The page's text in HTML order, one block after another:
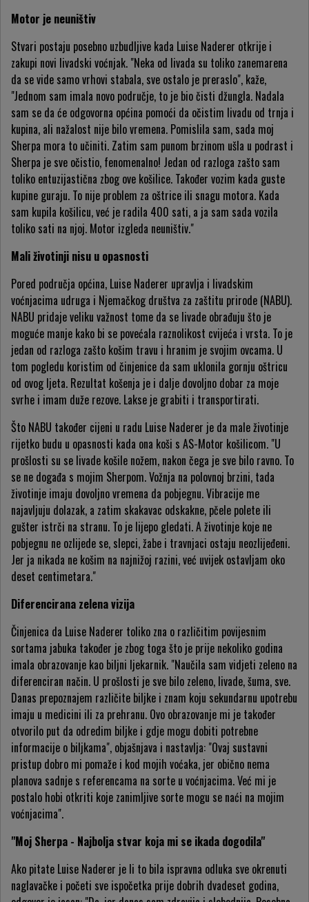
Motor je neuništiv
Stvari postaju posebno uzbudljive kada Luise Naderer otkrije i
zakupi novi livadski voćnjak. "Neka od livada su toliko zanemarena
da se vide samo vrhovi stabala, sve ostalo je preraslo", kaže,
"Jednom sam imala novo područje, to je bio čisti džungla. Nadala
sam se da će odgovorna općina pomoći da očistim livadu od trnja i
kupina, ali nažalost nije bilo vremena. Pomislila sam, sada moj
Sherpa mora to učiniti. Zatim sam punom brzinom ušla u podrast i
Sherpa je sve očistio, fenomenalno! Jedan od razloga zašto sam
toliko entuzijastična zbog ove košilice. Također vozim kada guste
kupine guraju. To nije problem za oštrice ili snagu motora. Kada
sam kupila košilicu, već je radila 400 sati, a ja sam sada vozila
toliko sati na njoj. Motor izgleda neuništiv."
Mali životinji nisu u opasnosti
Pored područja općina, Luise Naderer upravlja i livadskim
voćnjacima udruga i Njemačkog društva za zaštitu prirode (NABU).
NABU pridaje veliku važnost tome da se livade obrađuju što je
moguće manje kako bi se povećala raznolikost cvijeća i vrsta. To je
jedan od razloga zašto košim travu i hranim je svojim ovcama. U
tom pogledu koristim od činjenice da sam uklonila gornju oštricu
od ovog ljeta. Rezultat košenja je i dalje dovoljno dobar za moje
svrhe i imam duže rezove. Lakse je grabiti i transportirati.
Što NABU također cijeni u radu Luise Naderer je da male životinje
rijetko budu u opasnosti kada ona koši s AS-Motor košilicom. "U
prošlosti su se livade košile nožem, nakon čega je sve bilo ravno. To
se ne događa s mojim Sherpom. Vožnja na polovnoj brzini, tada
životinje imaju dovoljno vremena da pobjegnu. Vibracije me
najavljuju dolazak, a zatim skakavac odskakne, pčele polete ili
gušter istrči na stranu. To je lijepo gledati. A životinje koje ne
pobjegnu ne ozlijede se, slepci, žabe i travnjaci ostaju neozlijeđeni.
Jer ja nikada ne košim na najnižoj razini, već uvijek ostavljam oko
deset centimetara."
Diferencirana zelena vizija
Činjenica da Luise Naderer toliko zna o različitim povijesnim
sortama jabuka također je zbog toga što je prije nekoliko godina
imala obrazovanje kao biljni ljekarnik. "Naučila sam vidjeti zeleno na
diferenciran način. U prošlosti je sve bilo zeleno, livade, šuma, sve.
Danas prepoznajem različite biljke i znam koju sekundarnu upotrebu
imaju u medicini ili za prehranu. Ovo obrazovanje mi je također
otvorilo put da odredim biljke i gdje mogu dobiti potrebne
informacije o biljkama", objašnjava i nastavlja: "Ovaj sustavni
pristup dobro mi pomaže i kod mojih voćaka, jer obično nema
planova sadnje s referencama na sorte u voćnjacima. Već mi je
postalo hobi otkriti koje zanimljive sorte mogu se naći na mojim
voćnjacima".
"Moj Sherpa - Najbolja stvar koja mi se ikada dogodila"
Ako pitate Luise Naderer je li to bila ispravna odluka sve okrenuti
naglavačke i početi sve ispočetka prije dobrih dvadeset godina,